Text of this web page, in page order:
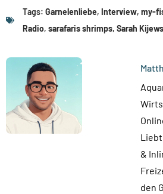
Tags: Garnelenliebe, Interview, my-
Radio, sarafaris shrimps, Sarah
&
den